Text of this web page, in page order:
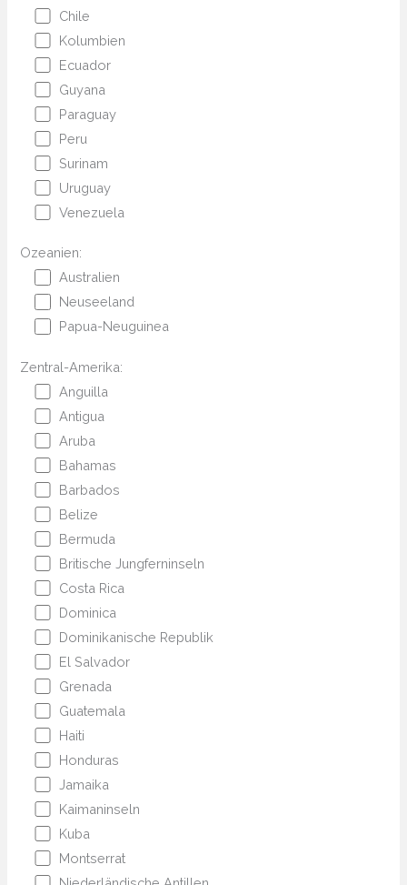
Chile
Kolumbien
Ecuador
Guyana
Paraguay
Peru
Surinam
Uruguay
Venezuela
Ozeanien:
Australien
Neuseeland
Papua-Neuguinea
Zentral-Amerika:
Anguilla
Antigua
Aruba
Bahamas
Barbados
Belize
Bermuda
Britische Jungferninseln
Costa Rica
Dominica
Dominikanische Republik
El Salvador
Grenada
Guatemala
Haiti
Honduras
Jamaika
Kaimaninseln
Kuba
Montserrat